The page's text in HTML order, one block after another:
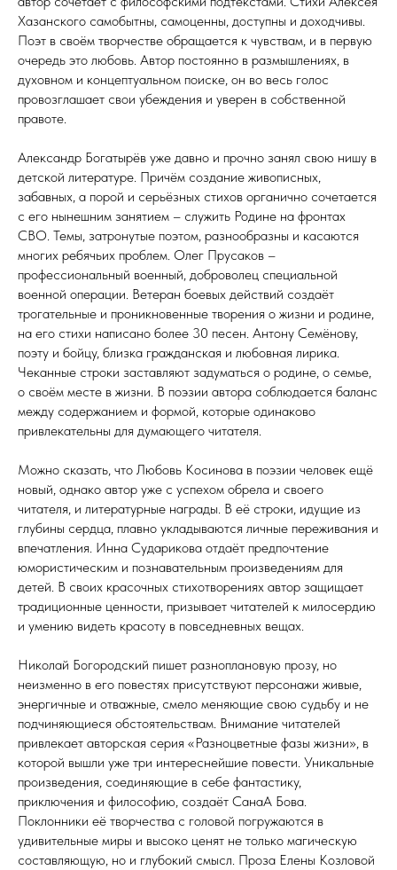
Хазанского самобытны, самоценны, доступны и доходчивы.
Поэт в своём творчестве обращается к чувствам, и в первую
очередь это любовь. Автор постоянно в размышлениях, в
духовном и концептуальном поиске, он во весь голос
провозглашает свои убеждения и уверен в собственной
правоте.
Александр Богатырёв уже давно и прочно занял свою нишу в
детской литературе. Причём создание живописных,
забавных, а порой и серьёзных стихов органично сочетается
с его нынешним занятием – служить Родине на фронтах
СВО. Темы, затронутые поэтом, разнообразны и касаются
многих ребячьих проблем. Олег Прусаков –
профессиональный военный, доброволец специальной
военной операции. Ветеран боевых действий создаёт
трогательные и проникновенные творения о жизни и родине,
на его стихи написано более 30 песен. Антону Семёнову,
поэту и бойцу, близка гражданская и любовная лирика.
Чеканные строки заставляют задуматься о родине, о семье,
о своём месте в жизни. В поэзии автора соблюдается баланс
между содержанием и формой, которые одинаково
привлекательны для думающего читателя.
Можно сказать, что Любовь Косинова в поэзии человек ещё
новый, однако автор уже с успехом обрела и своего
читателя, и литературные награды. В её строки, идущие из
глубины сердца, плавно укладываются личные переживания и
впечатления. Инна Сударикова отдаёт предпочтение
юмористическим и познавательным произведениям для
детей. В своих красочных стихотворениях автор защищает
традиционные ценности, призывает читателей к милосердию
и умению видеть красоту в повседневных вещах.
Николай Богородский пишет разноплановую прозу, но
неизменно в его повестях присутствуют персонажи живые,
энергичные и отважные, смело меняющие свою судьбу и не
подчиняющиеся обстоятельствам. Внимание читателей
привлекает авторская серия «Разноцветные фазы жизни», в
которой вышли уже три интереснейшие повести. Уникальные
произведения, соединяющие в себе фантастику,
приключения и философию, создаёт СанаА Бова.
Поклонники её творчества с головой погружаются в
удивительные миры и высоко ценят не только магическую
составляющую, но и глубокий смысл. Проза Елены Козловой